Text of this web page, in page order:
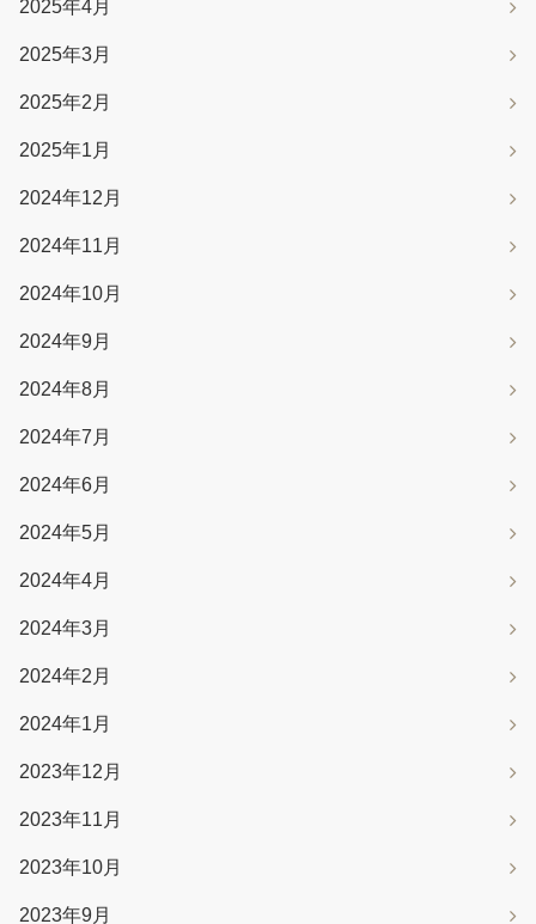
2025年4月
2025年3月
2025年2月
2025年1月
2024年12月
2024年11月
2024年10月
2024年9月
2024年8月
2024年7月
2024年6月
2024年5月
2024年4月
2024年3月
2024年2月
2024年1月
2023年12月
2023年11月
2023年10月
2023年9月